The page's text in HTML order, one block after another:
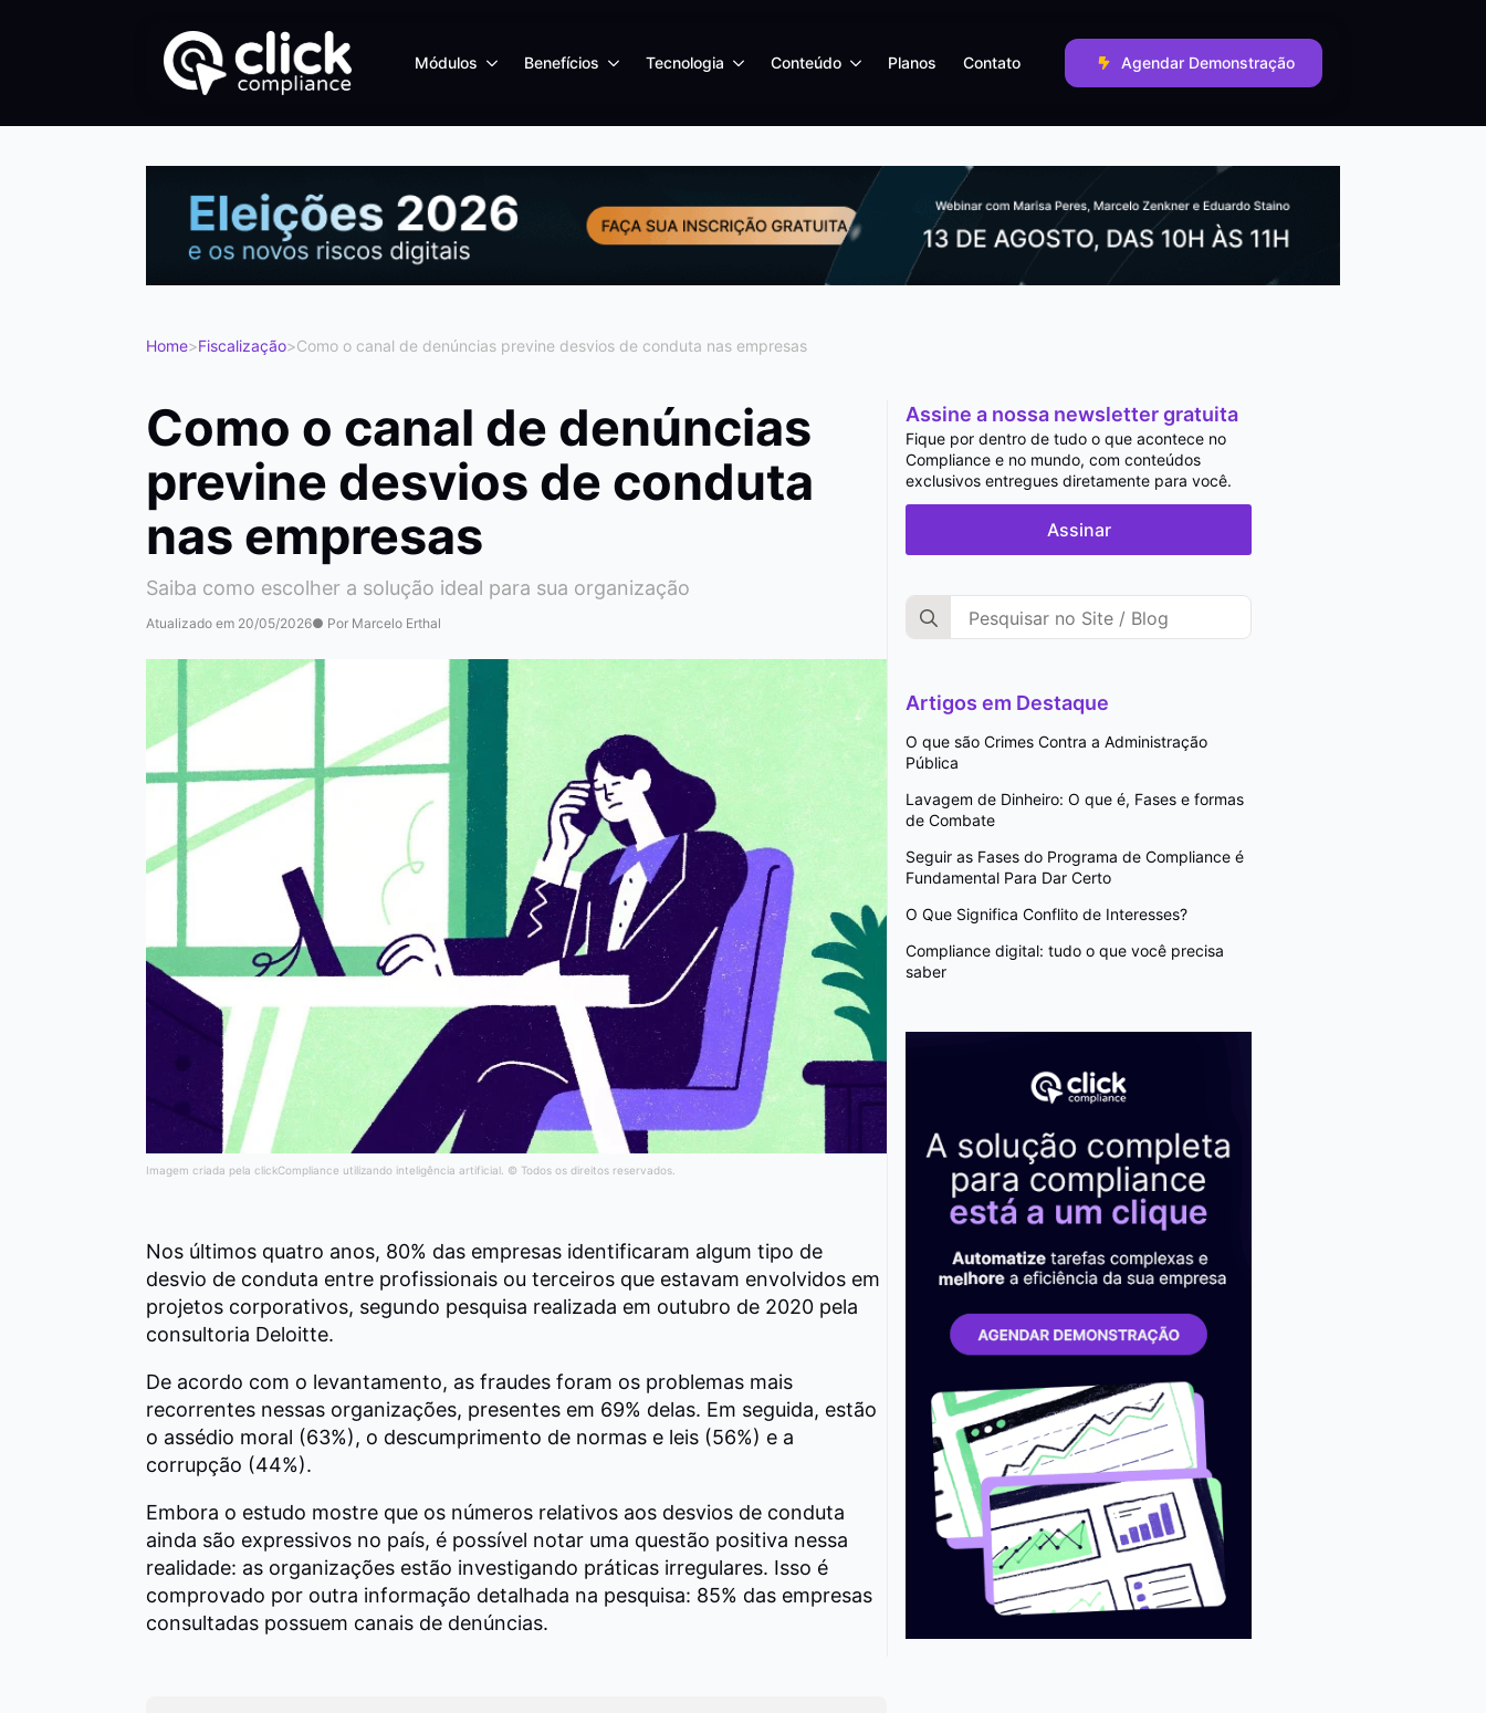
Módulos Benefícios Tecnologia Conteúdo Planos Contato Agendar Demonstração
Home>Fiscalização>Como o canal de denúncias previne desvios de conduta nas empresas
Como o canal de denúncias
previne desvios de conduta
nas empresas
Saiba como escolher a solução ideal para sua organização
Atualizado em 20/05/2026● Por Marcelo Erthal
Imagem criada pela clickCompliance utilizando inteligência artificial. © Todos os direitos reservados.
Nos últimos quatro anos, 80% das empresas identificaram algum tipo de
desvio de conduta entre profissionais ou terceiros que estavam envolvidos em
projetos corporativos, segundo pesquisa realizada em outubro de 2020 pela
consultoria Deloitte.
De acordo com o levantamento, as fraudes foram os problemas mais
recorrentes nessas organizações, presentes em 69% delas. Em seguida, estão
o assédio moral (63%), o descumprimento de normas e leis (56%) e a
corrupção (44%).
Embora o estudo mostre que os números relativos aos desvios de conduta
ainda são expressivos no país, é possível notar uma questão positiva nessa
realidade: as organizações estão investigando práticas irregulares. Isso é
comprovado por outra informação detalhada na pesquisa: 85% das empresas
consultadas possuem canais de denúncias.
Assine a nossa newsletter gratuita
Fique por dentro de tudo o que acontece no
Compliance e no mundo, com conteúdos
exclusivos entregues diretamente para você.
Assinar
Search
for:
Artigos em Destaque
O que são Crimes Contra a Administração
Pública
Lavagem de Dinheiro: O que é, Fases e formas
de Combate
Seguir as Fases do Programa de Compliance é
Fundamental Para Dar Certo
O Que Significa Conflito de Interesses?
Compliance digital: tudo o que você precisa
saber